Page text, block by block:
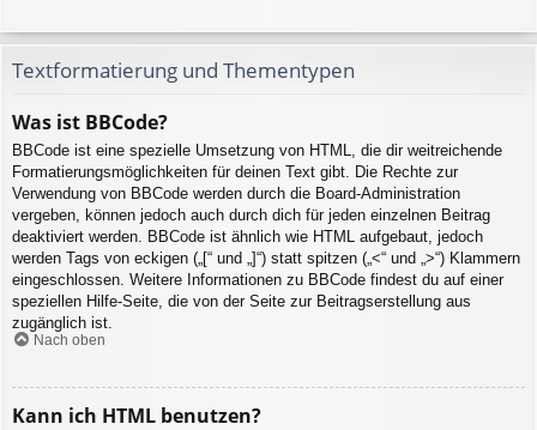
Textformatierung und Thementypen
Was ist BBCode?
BBCode ist eine spezielle Umsetzung von HTML, die dir weitreichende
Formatierungsmöglichkeiten für deinen Text gibt. Die Rechte zur
Verwendung von BBCode werden durch die Board-Administration
vergeben, können jedoch auch durch dich für jeden einzelnen Beitrag
deaktiviert werden. BBCode ist ähnlich wie HTML aufgebaut, jedoch
werden Tags von eckigen („[“ und „]“) statt spitzen („<“ und „>“) Klammern
eingeschlossen. Weitere Informationen zu BBCode findest du auf einer
speziellen Hilfe-Seite, die von der Seite zur Beitragserstellung aus
zugänglich ist.
Nach oben
Kann ich HTML benutzen?